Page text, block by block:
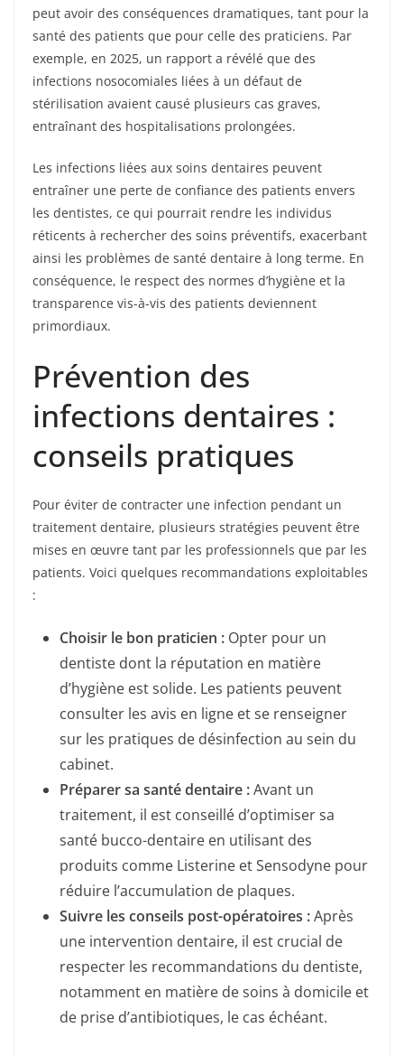
peut avoir des conséquences dramatiques, tant pour la
santé des patients que pour celle des praticiens. Par
exemple, en 2025, un rapport a révélé que des
infections nosocomiales liées à un défaut de
stérilisation avaient causé plusieurs cas graves,
entraînant des hospitalisations prolongées.
Les infections liées aux soins dentaires peuvent
entraîner une perte de confiance des patients envers
les dentistes, ce qui pourrait rendre les individus
réticents à rechercher des soins préventifs, exacerbant
ainsi les problèmes de santé dentaire à long terme. En
conséquence, le respect des normes d’hygiène et la
transparence vis-à-vis des patients deviennent
primordiaux.
Prévention des
infections dentaires :
conseils pratiques
Pour éviter de contracter une infection pendant un
traitement dentaire, plusieurs stratégies peuvent être
mises en œuvre tant par les professionnels que par les
patients. Voici quelques recommandations exploitables
:
Choisir le bon praticien : Opter pour un
dentiste dont la réputation en matière
d’hygiène est solide. Les patients peuvent
consulter les avis en ligne et se renseigner
sur les pratiques de désinfection au sein du
cabinet.
Préparer sa santé dentaire :Avant un
traitement, il est conseillé d’optimiser sa
santé bucco-dentaire en utilisant des
produits comme Listerine et Sensodyne pour
réduire l’accumulation de plaques.
Suivre les conseils post-opératoires :Après
une intervention dentaire, il est crucial de
respecter les recommandations du dentiste,
notamment en matière de soins à domicile et
de prise d’antibiotiques, le cas échéant.